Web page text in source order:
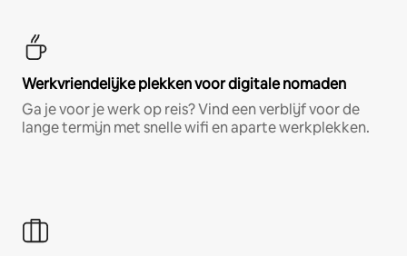
Werkvriendelijke plekken voor digitale nomaden
Ga je voor je werk op reis? Vind een verblijf voor de
lange termijn met snelle wifi en aparte werkplekken.